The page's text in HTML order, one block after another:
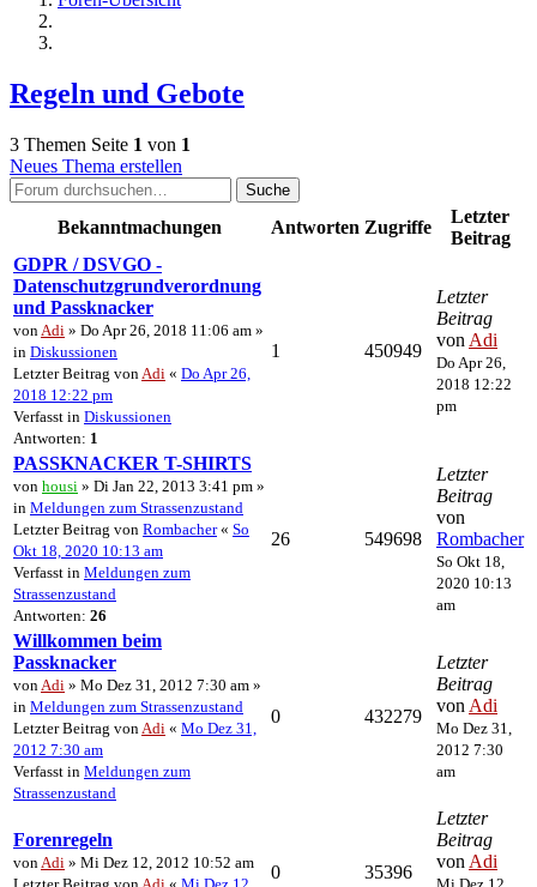
Regeln und Gebote
3 Themen Seite 1 von 1
Neues Thema erstellen
Suche
Bekanntmachungen Antworten Zugriffe
Letzter
Beitrag
GDPR / DSVGO -
Datenschutzgrundverordnung
und Passknacker
von Adi » Do Apr 26, 2018 11:06 am »
in Diskussionen
Letzter Beitrag von Adi « Do Apr 26,
2018 12:22 pm
Verfasst in Diskussionen
Antworten: 1
1 450949
Letzter
Beitrag
von Adi
Do Apr 26,
2018 12:22
pm
PASSKNACKER T-SHIRTS
von housi » Di Jan 22, 2013 3:41 pm »
in Meldungen zum Strassenzustand
Letzter Beitrag von Rombacher« So
Okt 18, 2020 10:13 am
Verfasst in Meldungen zum
Strassenzustand
Antworten: 26
26 549698
Letzter
Beitrag
von
Rombacher
So Okt 18,
2020 10:13
am
Willkommen beim
Passknacker
von Adi » Mo Dez 31, 2012 7:30 am »
in Meldungen zum Strassenzustand
Letzter Beitrag von Adi « Mo Dez 31,
2012 7:30 am
Verfasst in Meldungen zum
Strassenzustand
0 432279
Letzter
Beitrag
von Adi
Mo Dez 31,
2012 7:30
am
Forenregeln
von Adi » Mi Dez 12, 2012 10:52 am
0 35396
Letzter
Beitrag
von Adi